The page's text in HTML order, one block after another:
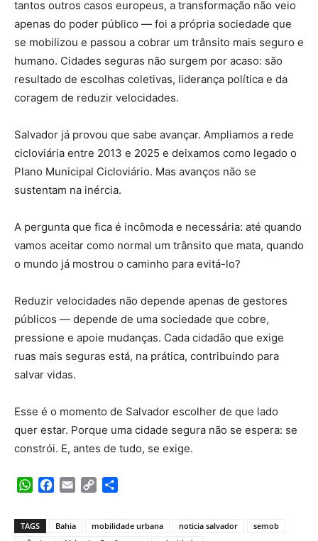
tantos outros casos europeus, a transformação não veio
apenas do poder público — foi a própria sociedade que
se mobilizou e passou a cobrar um trânsito mais seguro e
humano. Cidades seguras não surgem por acaso: são
resultado de escolhas coletivas, liderança política e da
coragem de reduzir velocidades.
Salvador já provou que sabe avançar. Ampliamos a rede
cicloviária entre 2013 e 2025 e deixamos como legado o
Plano Municipal Cicloviário. Mas avanços não se
sustentam na inércia.
A pergunta que fica é incômoda e necessária: até quando
vamos aceitar como normal um trânsito que mata, quando
o mundo já mostrou o caminho para evitá-lo?
Reduzir velocidades não depende apenas de gestores
públicos — depende de uma sociedade que cobre,
pressione e apoie mudanças. Cada cidadão que exige
ruas mais seguras está, na prática, contribuindo para
salvar vidas.
Esse é o momento de Salvador escolher de que lado
quer estar. Porque uma cidade segura não se espera: se
constrói. E, antes de tudo, se exige.
WhatsApp
Facebook
Email Copy
TAGS Bahia mobilidade urbana noticia salvador
semob